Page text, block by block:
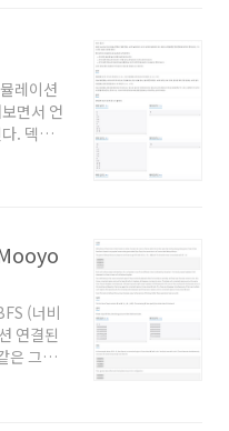
의점'
때의 팁
다. 풀
것 같이
해주
레이션
면서 언
. 덱
움직이
션으로
※ 제 코
하지 않
해서는
참고해
시는
풀이
(너비
연결된
은 그래
된대로
서 왜